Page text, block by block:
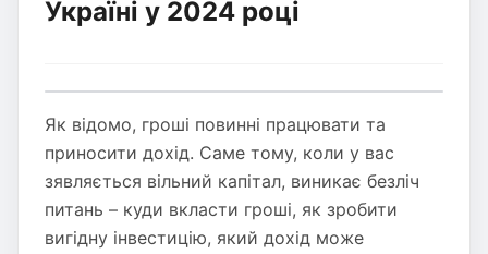
Україні у 2024 році
Як відомо, гроші повинні працювати та
приносити дохід. Саме тому, коли у вас
зявляється вільний капітал, виникає безліч
питань – куди вкласти гроші, як зробити
вигідну інвестицію, який дохід може